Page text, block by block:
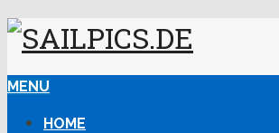
MENU
HOME